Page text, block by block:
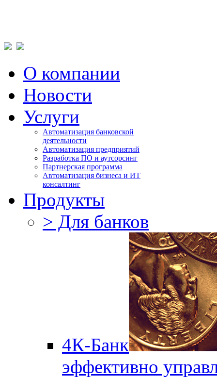
О компании
Новости
Услуги
Автоматизация банковской
деятельности
Автоматизация предприятий
Разработка ПО и аутсорсинг
Партнерская программа
Автоматизация бизнеса и ИТ
консалтинг
Продукты
> Для банков
4К-Банк
эффективно